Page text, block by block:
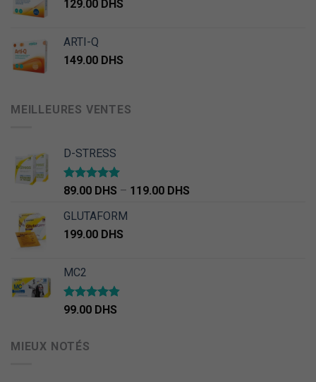
129.00 DHS
ARTI-Q
149.00 DHS
MEILLEURES VENTES
D-STRESS
Note5.00
89.00 DHS – 119.00 DHS
GLUTAFORM
199.00 DHS
MC2
Note4.50
99.00 DHS
MIEUX NOTÉS